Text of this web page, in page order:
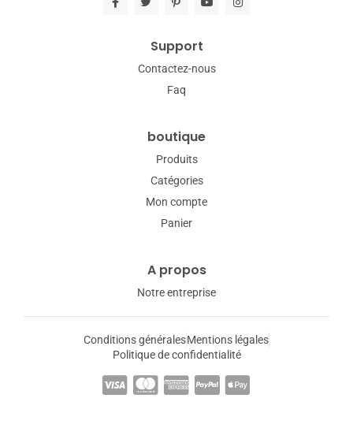
Support
Contactez-nous
Faq
boutique
Produits
Catégories
Mon compte
Panier
A propos
Notre entreprise
Conditions généralesMentions légales
Politique de confidentialité